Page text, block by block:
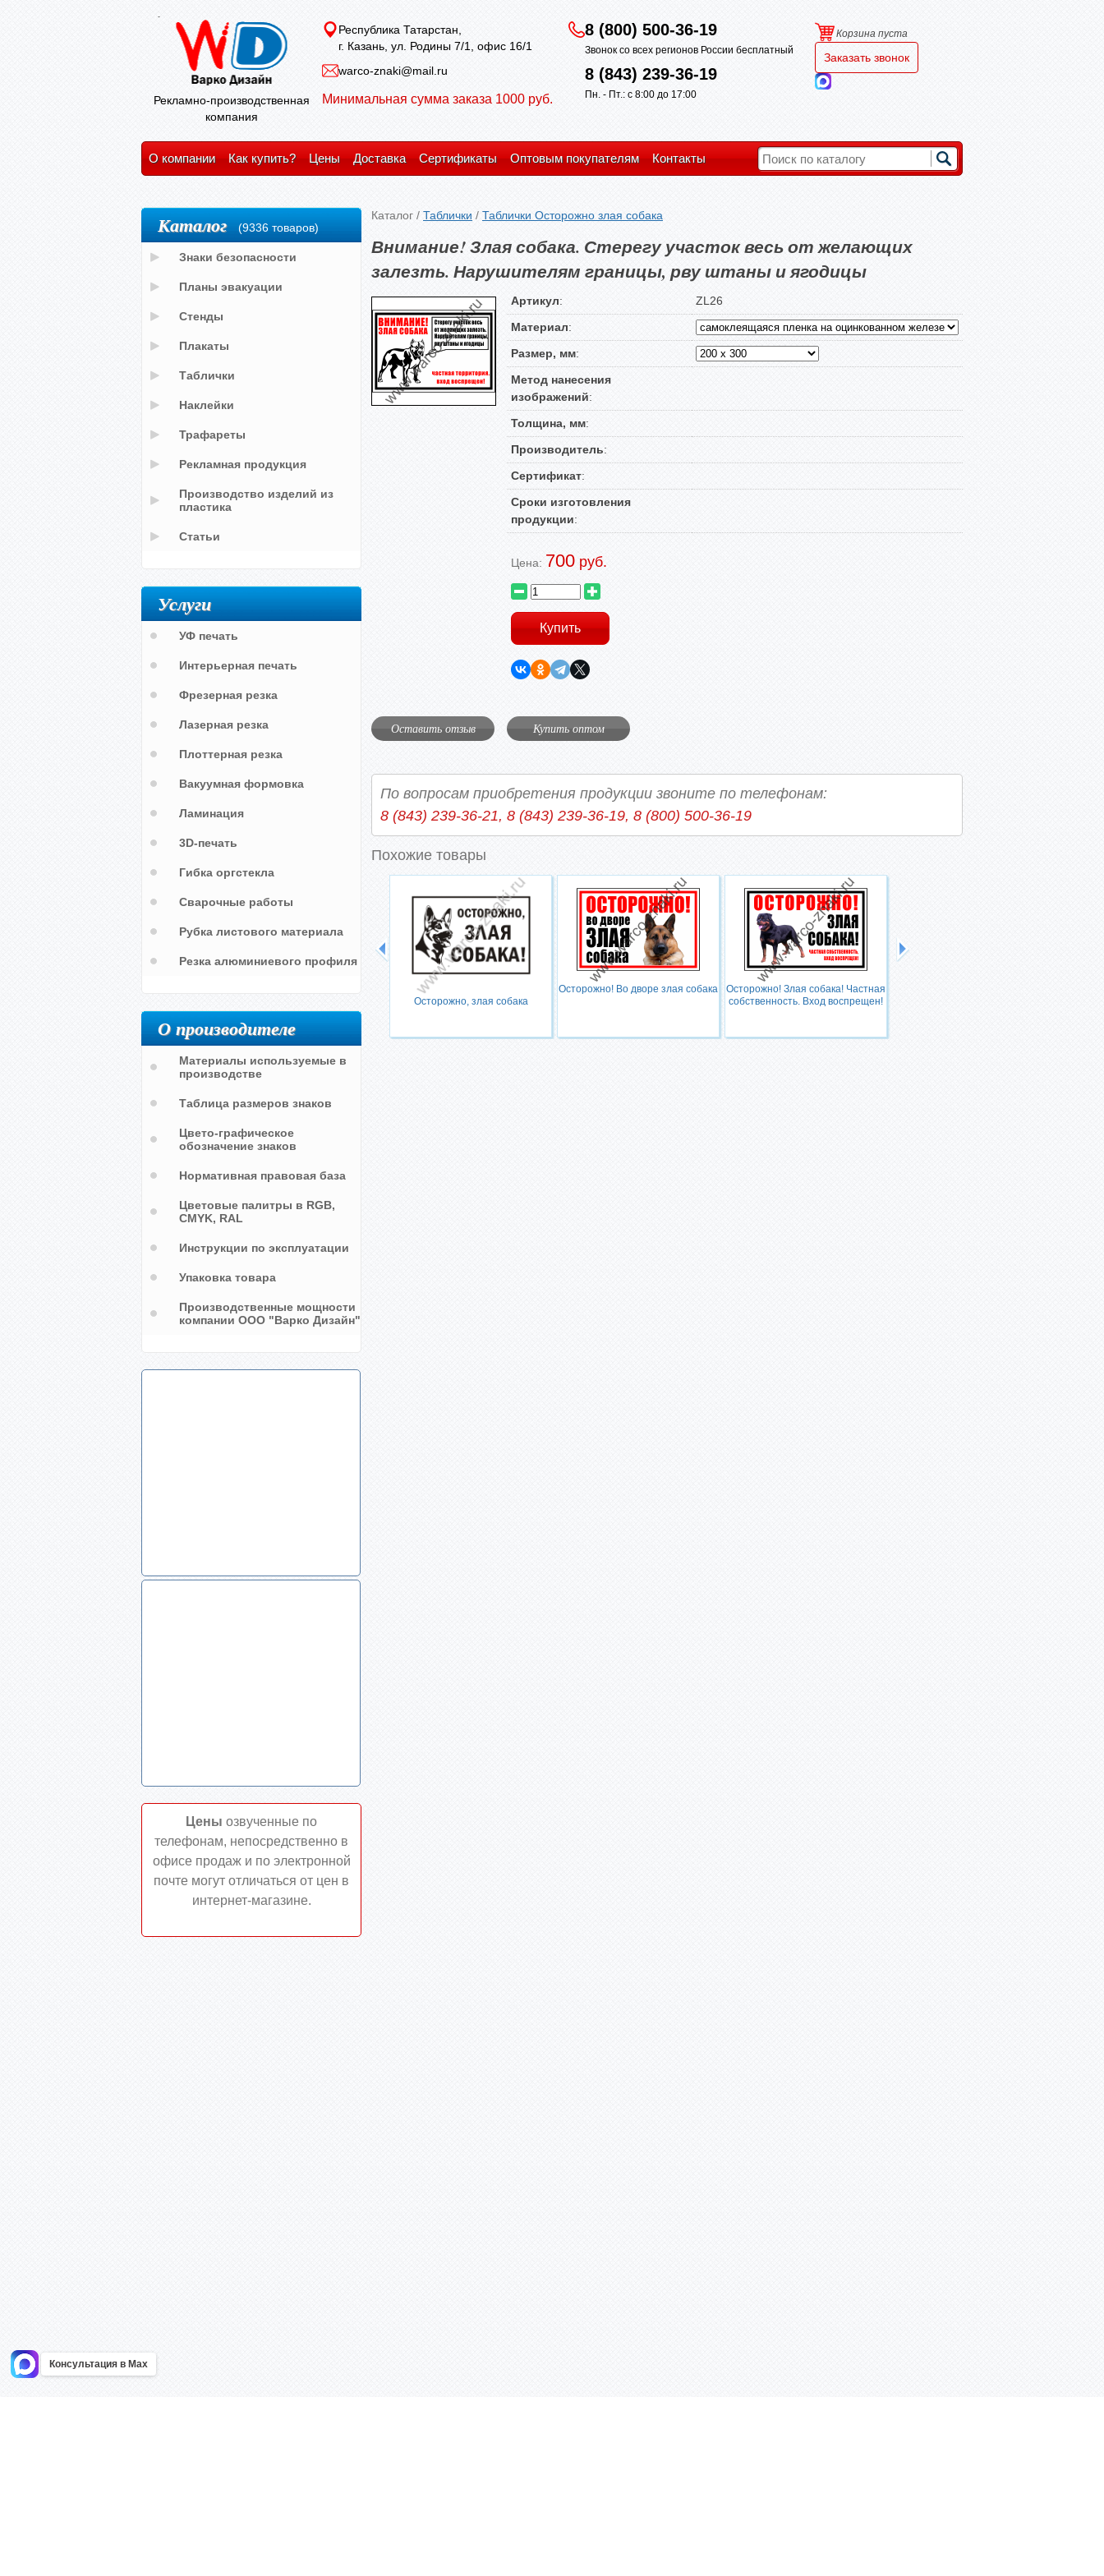
Рекламно-производственная
компания
Республика Татарстан,
г. Казань, ул. Родины 7/1, офис 16/1
warco-znaki@mail.ru
Минимальная сумма заказа 1000 руб.
8 (800) 500-36-19
Звонок со всех регионов России бесплатный
8 (843) 239-36-19
Пн. - Пт.: с 8:00 до 17:00
Корзина пуста
Заказать звонок
О компании Как купить? Цены Доставка Сертификаты Оптовым покупателям Контакты
Каталог / Таблички / Таблички Осторожно злая собака
Внимание! Злая собака. Стерегу участок весь от желающих
залезть. Нарушителям границы, рву штаны и ягодицы
Артикул:
ZL26
Материал:
Размер, мм:
Метод нанесения
изображений:
Толщина, мм:
Производитель:
Сертификат:
Сроки изготовления
продукции:
Цена: 700 руб.
Оставить отзыв Купить оптом
По вопросам приобретения продукции звоните по телефонам:
8 (843) 239-36-21, 8 (843) 239-36-19, 8 (800) 500-36-19
Похожие товары
Осторожно, злая собака
Осторожно! Во дворе злая собака
Осторожно! Злая собака! Частная
собственность. Вход воспрещен!
Каталог (9336 товаров)
Знаки безопасности
Планы эвакуации
Стенды
Плакаты
Таблички
Наклейки
Трафареты
Рекламная продукция
Производство изделий из
пластика
Статьи
Услуги
УФ печать
Интерьерная печать
Фрезерная резка
Лазерная резка
Плоттерная резка
Вакуумная формовка
Ламинация
3D-печать
Гибка оргстекла
Сварочные работы
Рубка листового материала
Резка алюминиевого профиля
О производителе
Материалы используемые в
производстве
Таблица размеров знаков
Цвето-графическое
обозначение знаков
Нормативная правовая база
Цветовые палитры в RGB,
CMYK, RAL
Инструкции по эксплуатации
Упаковка товара
Производственные мощности
компании ООО "Варко Дизайн"
Цены озвученные по
телефонам, непосредственно в
офисе продаж и по электронной
почте могут отличаться от цен в
интернет-магазине.
Консультация в Max